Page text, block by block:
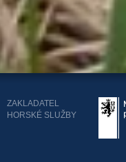
ZAKLADATEL
HORSKÉ SLUŽBY